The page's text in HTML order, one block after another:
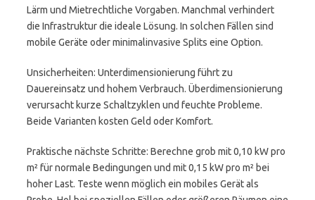
Lärm und Mietrechtliche Vorgaben. Manchmal verhindert
die Infrastruktur die ideale Lösung. In solchen Fällen sind
mobile Geräte oder minimalinvasive Splits eine Option.
Unsicherheiten: Unterdimensionierung führt zu
Dauereinsatz und hohem Verbrauch. Überdimensionierung
verursacht kurze Schaltzyklen und feuchte Probleme.
Beide Varianten kosten Geld oder Komfort.
Praktische nächste Schritte: Berechne grob mit 0,10 kW pro
m² für normale Bedingungen und mit 0,15 kW pro m² bei
hoher Last. Teste wenn möglich ein mobiles Gerät als